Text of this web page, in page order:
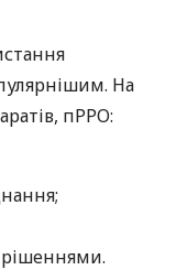
На
пРРО:
рішеннями.